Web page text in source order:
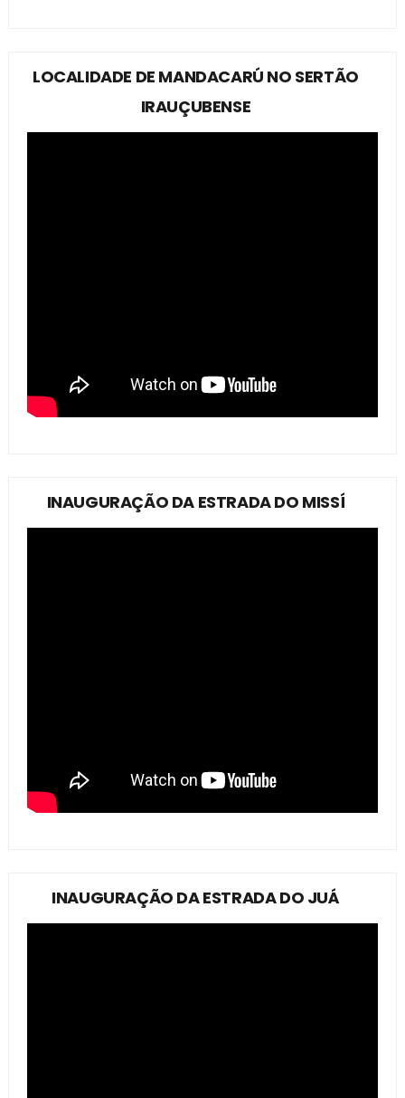
LOCALIDADE DE MANDACARÚ NO SERTÃO
IRAUÇUBENSE
INAUGURAÇÃO DA ESTRADA DO MISSÍ
INAUGURAÇÃO DA ESTRADA DO JUÁ